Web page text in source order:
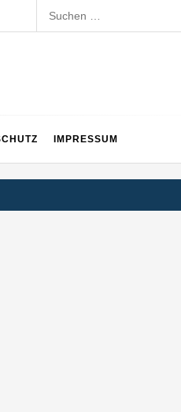
Suchen
nach:
IMPRESSUM